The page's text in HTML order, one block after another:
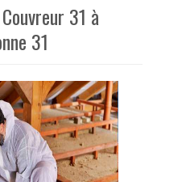
31 à
31